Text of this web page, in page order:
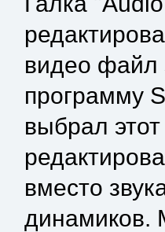
видео файл
программу
выбрал
вместо
динамиков.